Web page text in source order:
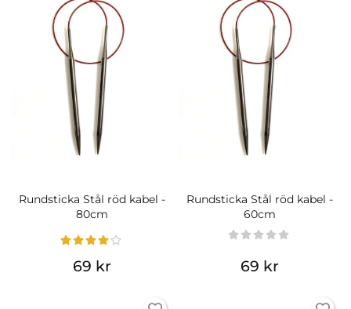
Rundsticka Stål röd kabel -
80cm
69 kr
Rundsticka Stål röd kabel -
60cm
69 kr